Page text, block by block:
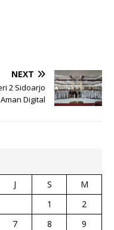
NEXT
2 Sidoarjo
Digital
J S
M
1
2
7 8
9